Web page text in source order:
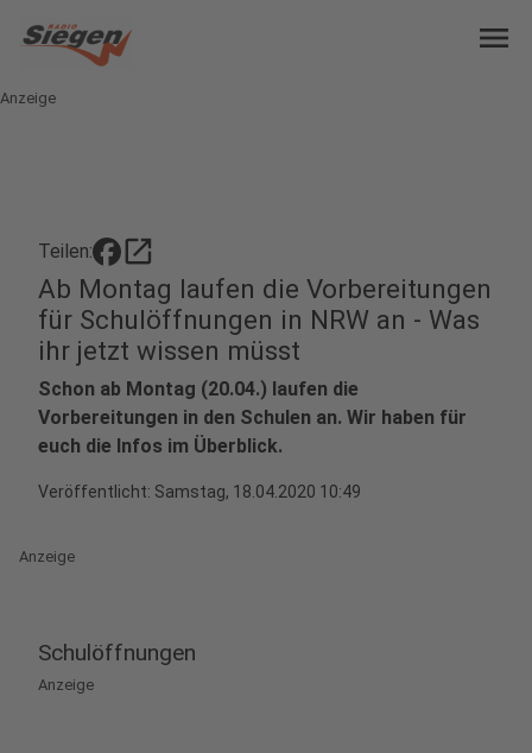
menu
Anzeige
Teilen: open_in_new
Ab Montag laufen die Vorbereitungen
für Schulöffnungen in NRW an - Was
ihr jetzt wissen müsst
Schon ab Montag (20.04.) laufen die
Vorbereitungen in den Schulen an. Wir haben für
euch die Infos im Überblick.
Veröffentlicht: Samstag, 18.04.2020 10:49
Anzeige
Schulöffnungen
Anzeige